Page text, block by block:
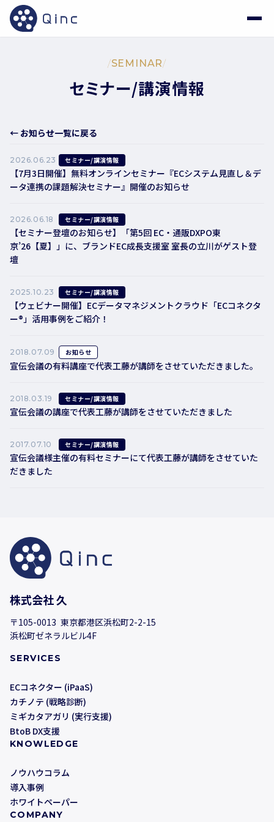
/SEMINAR/
セミナー/講演情報
← お知らせ一覧に戻る
2026.06.23 セミナー/講演情報
【7月3日開催】無料オンラインセミナー『ECシステム見直し＆デ
ータ連携の課題解決セミナー』開催のお知らせ
2026.06.18 セミナー/講演情報
【セミナー登壇のお知らせ】「第5回 EC・通販DXPO東
京’26【夏】」に、ブランドEC成長支援室 室長の立川がゲスト登
壇
2025.10.23 セミナー/講演情報
【ウェビナー開催】ECデータマネジメントクラウド「ECコネクタ
ー®」活用事例をご紹介！
2018.07.09 お知らせ
宣伝会議の有料講座で代表工藤が講師をさせていただきました。
2018.03.19 セミナー/講演情報
宣伝会議の講座で代表工藤が講師をさせていただきました
2017.07.10 セミナー/講演情報
宣伝会議様主催の有料セミナーにて代表工藤が講師をさせていた
だきました
株式会社 久
〒105-0013 東京都港区浜松町2-2-15
浜松町ゼネラルビル4F
SERVICES
ECコネクター (iPaaS)
カチノテ (戦略診断)
ミギカタアガリ (実行支援)
BtoB DX支援
KNOWLEDGE
ノウハウコラム
導入事例
ホワイトペーパー
COMPANY